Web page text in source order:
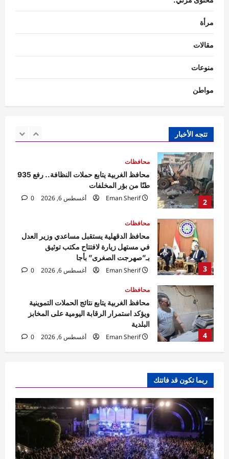
مرأة
مقالات
منوعات
مواطن
تتجه الأخبار
5
1
2
محافظ الغربية يتابع حملات النظافة.. رفع 935
3
محافظ الدقهلية يستقبل مساعدي وزير العدل
في مستهل زيارة لافتتاح مكتب توثيق
بـ”صهرجت الصغرى” بأجا
أغسطس 6, 2026
4
محافظات
محافظ الغربية يتابع نتائج الحملات التموينية
ويؤكد استمرار الرقابة اليومية على المخابز
البلدية
Eman Sherif
أغسطس 6, 2026 0
5
محافظات
محافظ الوادي الجديد تلتقي مدير الأمن لبحث
مشروعات دعم المنظومة الأمنية
Rabab khaled
0
مهرجان الصيف الدولي بمكتبة الإسكندرية
Eman Sherif
أغسطس 6, 2026 0
محافظات
محافظ الغربية يتابع حملات النظافة.. رفع 935
طنًا من بؤر المخلفات
ربما تكون قد فاتتك